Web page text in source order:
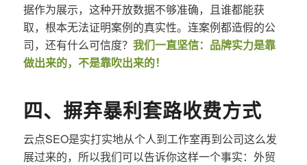
据作为展示，这种开放数据不够准确，且谁都能获
取，根本无法证明案例的真实性。连案例都造假的公
司，还有什么可信度？ 我们一直坚信：品牌实力是靠
做出来的，不是靠吹出来的！
四、摒弃暴利套路收费方式
云点SEO是实打实地从个人到工作室再到公司这么发
展过来的，所以我们可以告诉你这样一个事实：外贸